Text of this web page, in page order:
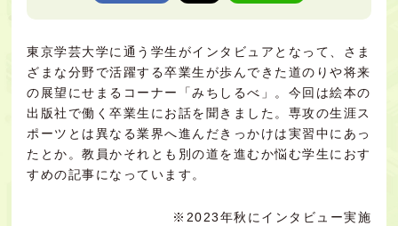
東京学芸大学に通う学生がインタビュアとなって、さま
ざまな分野で活躍する卒業生が歩んできた道のりや将来
の展望にせまるコーナー「みちしるべ」。今回は絵本の
出版社で働く卒業生にお話を聞きました。専攻の生涯ス
ポーツとは異なる業界へ進んだきっかけは実習中にあっ
たとか。教員かそれとも別の道を進むか悩む学生におす
すめの記事になっています。
※2023年秋にインタビュー実施